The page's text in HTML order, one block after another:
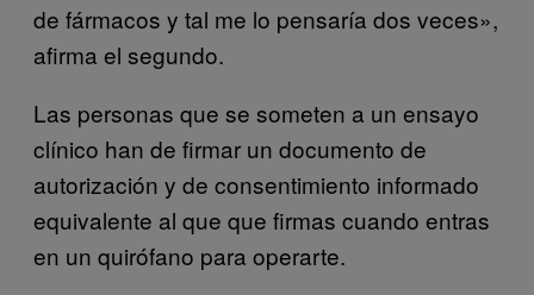
de fármacos y tal me lo pensaría dos veces»,
afirma el segundo.
Las personas que se someten a un ensayo
clínico han de firmar un documento de
autorización y de consentimiento informado
equivalente al que que firmas cuando entras
en un quirófano para operarte.